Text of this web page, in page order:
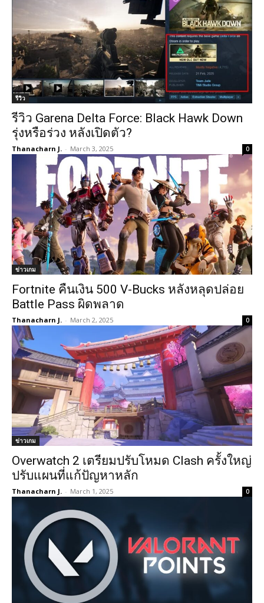
รีวิว
รีวิว Garena Delta Force: Black Hawk Down
รุ่งหรือร่วง หลังเปิดตัว?
Thanacharn J. - March 3, 2025 0
ข่าวเกม
Fortnite คืนเงิน 500 V-Bucks หลังหลุดปล่อย
Battle Pass ผิดพลาด
Thanacharn J. - March 2, 2025 0
ข่าวเกม
Overwatch 2 เตรียมปรับโหมด Clash ครั้งใหญ่
ปรับแผนที่แก้ปัญหาหลัก
Thanacharn J. - March 1, 2025 0